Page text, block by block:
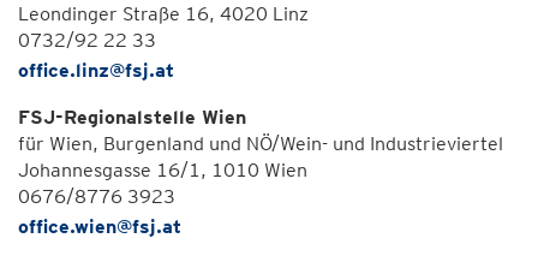
Leondinger Straße 16, 4020 Linz
0732/92 22 33
office.linz@fsj.at
FSJ-Regionalstelle Wien
für Wien, Burgenland und NÖ/Wein- und Industrieviertel
Johannesgasse 16/1, 1010 Wien
0676/8776 3923
office.wien@fsj.at